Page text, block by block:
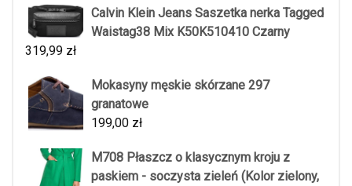
Calvin Klein Jeans Saszetka nerka Tagged
Waistag38 Mix K50K510410 Czarny
319,99 zł
Mokasyny męskie skórzane 297
granatowe
199,00 zł
M708 Płaszcz o klasycznym kroju z
paskiem - soczysta zieleń (Kolor zielony,